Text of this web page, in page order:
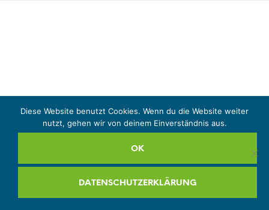
Diese Website benutzt Cookies. Wenn du die Website weiter
nutzt, gehen wir von deinem Einverständnis aus.
OK
DATENSCHUTZERKLÄRUNG